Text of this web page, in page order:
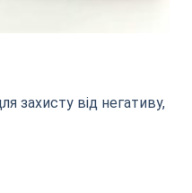
захисту від негативу,